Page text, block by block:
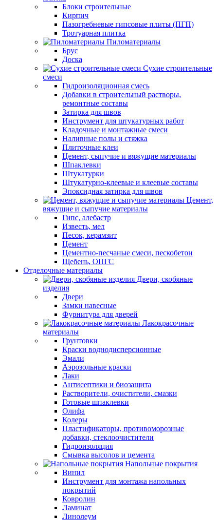
Блоки строительные
Кирпич
Пазогребневые гипсовые плиты (ПГП)
Тротуарная плитка
Пиломатериалы
Брус
Доска
Сухие строительные
смеси
Гидроизоляционная смесь
Добавки в строительный растворы,
ремонтные составы
Затирка для швов
Инструмент для штукатурных работ
Кладочные и монтажные смеси
Наливные полы и стяжка
Плиточные клеи
Цемент, сыпучие и вяжущие материалы
Шпаклевки
Штукатурки
Штукатурно-клеевые и клеевые составы
Эпоксидная затирка для швов
Цемент,
вяжущие и сыпучие материалы
Гипс, алебастр
Известь, мел
Песок, керамзит
Цемент
Цементно-песчаные смеси, пескобетон
Щебень, ОПГС
Отделочные материалы
Двери, скобяные
изделия
Двери
Замки навесные
Фурнитура для дверей
Лакокрасочные
материалы
Грунтовки
Краски воднодисперсионные
Эмали
Аэрозольные краски
Лаки
Антисептики и биозащита
Растворители, очистители, смазки
Готовые шпаклевки
Олифа
Колеры
Пластификаторы, противоморозные
добавки, стеклоочистители
Гидроизоляция
Смывка высолов и цемента
Напольные покрытия
Винил
Инструмент для монтажа напольных
покрытий
Ковролин
Ламинат
Линолеум